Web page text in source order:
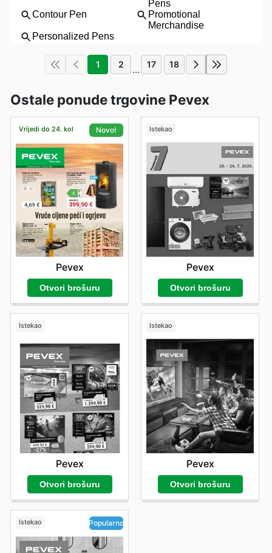
1 2 ... 17 18
Ostale ponude trgovine Pevex
Vrijedi do 24. kol Novo!
Pevex
Otvori brošuru
Istekao
Pevex
Otvori brošuru
Istekao
Pevex
Otvori brošuru
Istekao
Pevex
Otvori brošuru
Istekao Popularno